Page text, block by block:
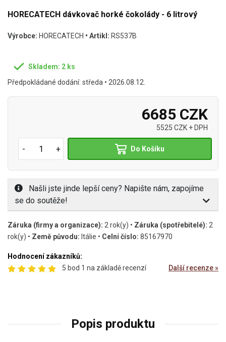
HORECATECH dávkovač horké čokolády - 6 litrový
Výrobce: HORECATECH • Artikl: RS537B
Skladem: 2 ks
Předpokládané dodání: středa • 2026.08.12.
6685 CZK
5525 CZK + DPH
- + Do Košíku
Našli jste jinde lepší ceny? Napište nám, zapojíme
se do soutěže!
Záruka (firmy a organizace): 2 rok(y) • Záruka (spotřebitelé): 2
rok(y) • Země původu: Itálie • Celní číslo: 85167970
Hodnocení zákazníků:
5 bod 1 na základě recenzí
Další recenze »
Popis produktu